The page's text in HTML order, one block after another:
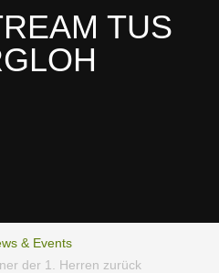
TUS
& Events
der 1. Herren zurück